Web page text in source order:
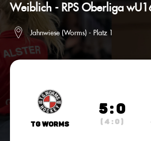
Weiblich - RPS Oberliga
Jahnwiese (Worms) - Platz 1
TG Worms
5 : 0
( 4 : 0 )